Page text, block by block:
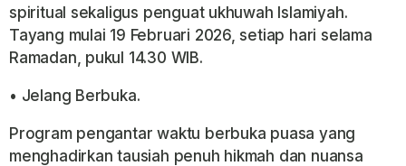
spiritual sekaligus penguat ukhuwah Islamiyah.
Tayang mulai 19 Februari 2026, setiap hari selama
Ramadan, pukul 14.30 WIB.
• Jelang Berbuka.
Program pengantar waktu berbuka puasa yang
menghadirkan tausiah penuh hikmah dan nuansa